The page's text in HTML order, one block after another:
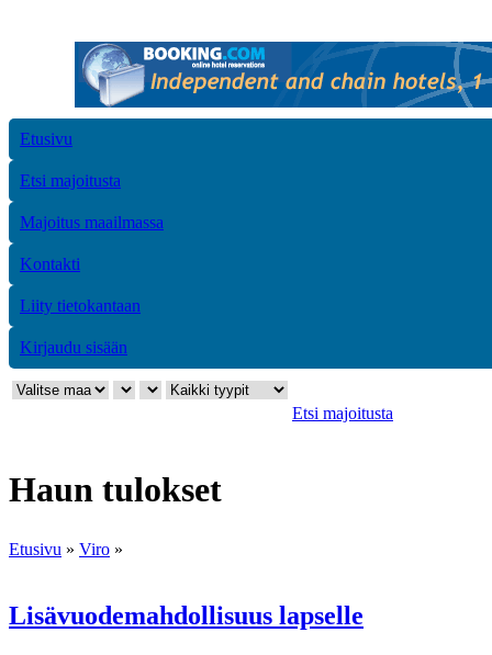
Etusivu
Etsi majoitusta
Majoitus maailmassa
Kontakti
Liity tietokantaan
Kirjaudu sisään
Etsi majoitusta
Haun tulokset
Etusivu » Viro »
Lisävuodemahdollisuus lapselle